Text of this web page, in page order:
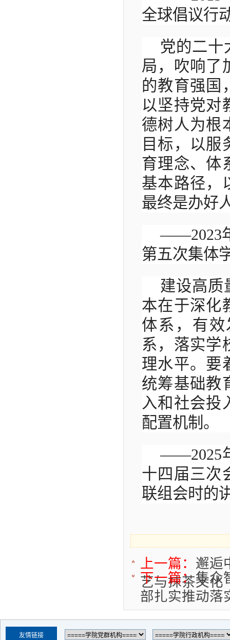
全球倡议行
党的二十
局，吹响了
的教育强国
以坚持党对
德树人为根
目标，以服
育理念、体
基本路径，
最终是办好
——2023
第五次集体
建设高质
本在于深化
体系，有
系，落实学
理水平。要
统筹基础教
入和社会投
配置机制。
——2025
十四届三次
联组会时的
上一篇： 邂逅
艺与抹茶文化
下一篇：集众
部扎实推动落
友情链接